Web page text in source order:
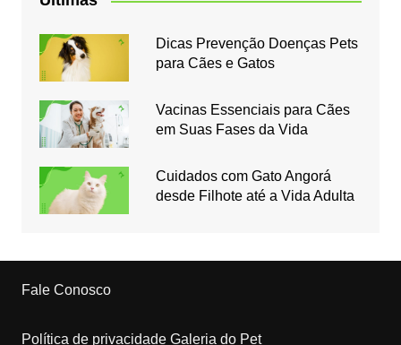
Dicas Prevenção Doenças Pets
para Cães e Gatos
Vacinas Essenciais para Cães
em Suas Fases da Vida
Cuidados com Gato Angorá
desde Filhote até a Vida Adulta
Fale Conosco
Política de privacidade Galeria do Pet